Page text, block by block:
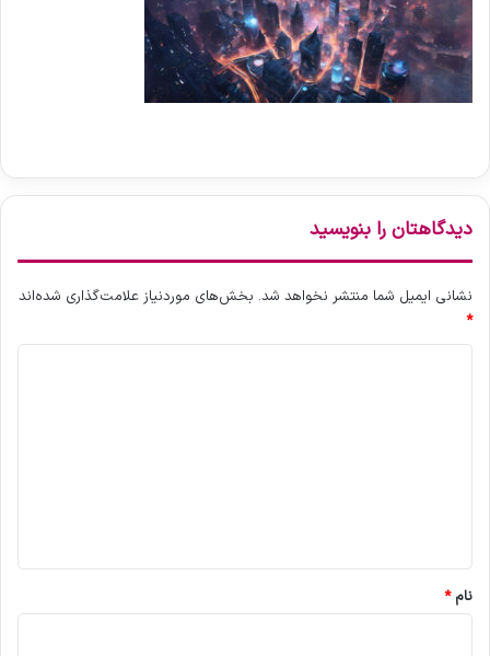
دیدگاهتان را بنویسید
نشانی ایمیل شما منتشر نخواهد شد. بخش‌های موردنیاز علامت‌گذاری شده‌اند
*
نام*